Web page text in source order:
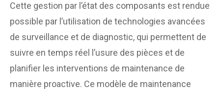
Cette gestion par l’état des composants est rendue
possible par l’utilisation de technologies avancées
de surveillance et de diagnostic, qui permettent de
suivre en temps réel l’usure des pièces et de
planifier les interventions de maintenance de
manière proactive. Ce modèle de maintenance